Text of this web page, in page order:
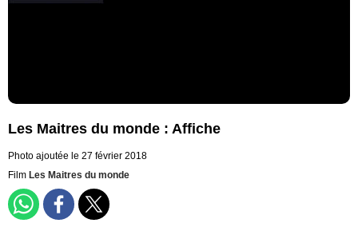
Les Maitres du monde : Affiche
Photo ajoutée le 27 février 2018
Film Les Maitres du monde